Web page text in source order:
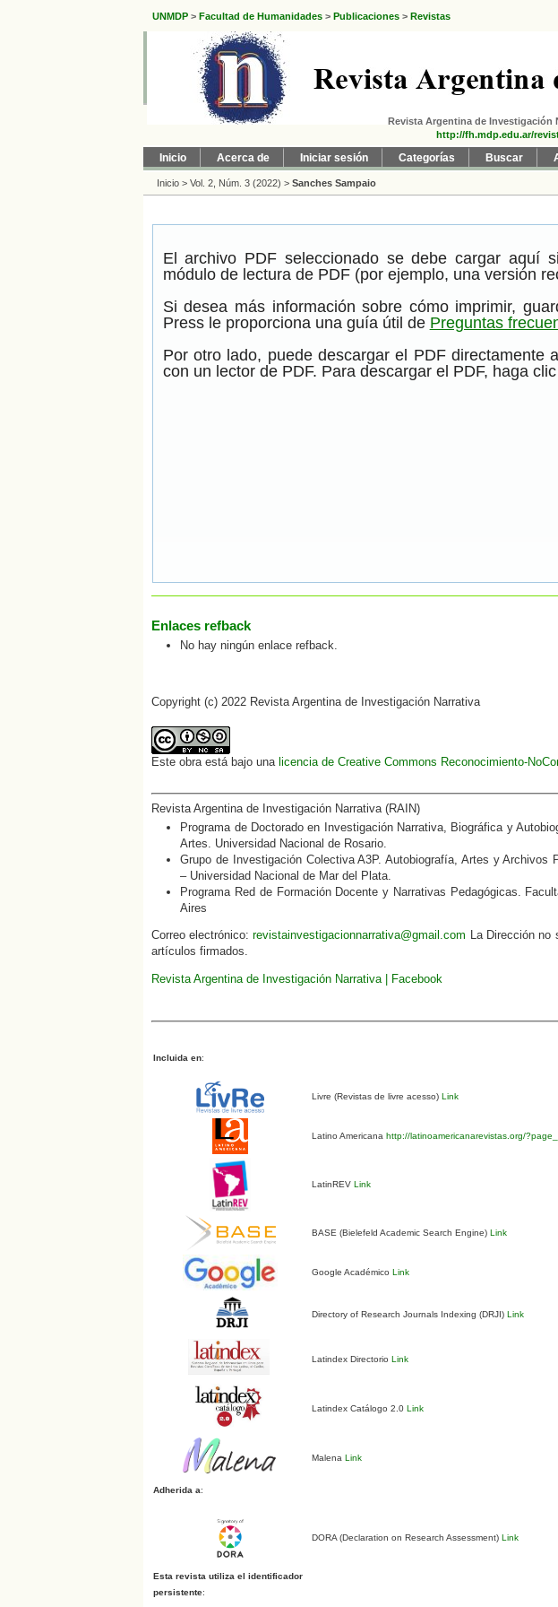
UNMDP > Facultad de Humanidades > Publicaciones > Revistas
Revista Argentina de Investigación
http://fh.mdp.edu.ar/
Inicio Acerca de Iniciar sesión Categorías Buscar
Inicio > Vol. 2, Núm. 3 (2022) > Sanches Sampaio
El archivo PDF seleccionado se debe cargar aquí
módulo de lectura de PDF (por ejemplo, una versión
Si desea más información sobre cómo imprimir,
Press le proporciona una guía útil de Preguntas
Por otro lado, puede descargar el PDF directamente
con un lector de PDF. Para descargar el PDF, haga
Enlaces refback
No hay ningún enlace refback.
Copyright (c) 2022 Revista Argentina de Investigación Narrativa
Este obra está bajo una licencia de Creative Commons Reconocimiento-
Revista Argentina de Investigación Narrativa (RAIN)
Programa de Doctorado en Investigación Narrativa, Biográfica y
Artes. Universidad Nacional de Rosario.
Grupo de Investigación Colectiva A3P. Autobiografía, Artes y Archivos
– Universidad Nacional de Mar del Plata.
Programa Red de Formación Docente y Narrativas Pedagógicas.
Aires
Correo electrónico:revistainvestigacionnarrativa@gmail.com La Dirección no
artículos firmados.
Revista Argentina de Investigación Narrativa | Facebook
Incluida en:
Livre (Revistas de livre acesso)Link
Latino Americana http://latinoamericanarevistas.org/
LatinREVLink
BASE (Bielefeld Academic Search Engine)Link
Google Académico Link
Directory of Research Journals Indexing (DRJI) Link
Latindex Directorio Link
Latindex Catálogo 2.0 Link
Malena Link
Adherida a:
DORA (Declaration on Research Assessment) Link
Esta revista utiliza el identificador
persistente: